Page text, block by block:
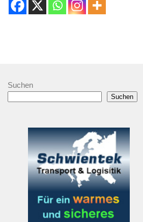
Suchen
Suchen